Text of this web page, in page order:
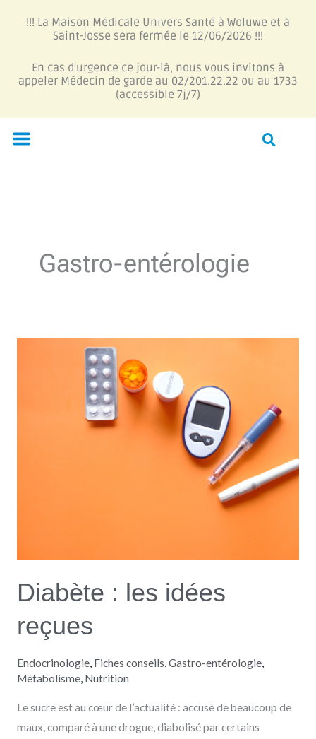
!!! La Maison Médicale Univers Santé à Woluwe et à
Saint-Josse sera fermée le 12/06/2026 !!!
En cas d'urgence ce jour-là, nous vous invitons à
appeler Médecin de garde au 02/201.22.22 ou au 1733
(accessible 7j/7)
Menu
Gastro-entérologie
Diabète : les idées
reçues
Endocrinologie, Fiches conseils,Gastro-entérologie,
Métabolisme, Nutrition
Le sucre est au cœur de l’actualité : accusé de beaucoup de
maux, comparé à une drogue, diabolisé par certains